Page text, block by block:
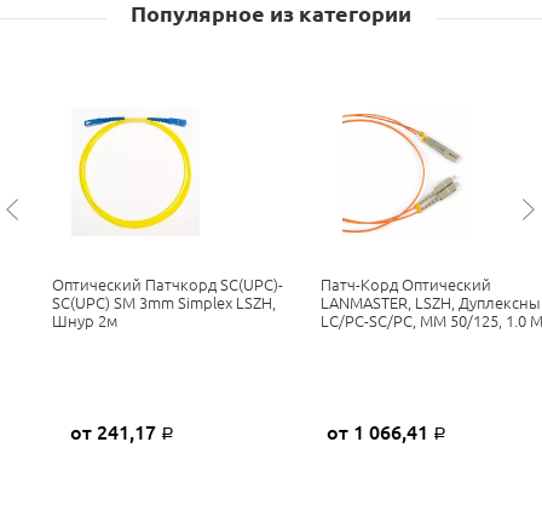
Популярное из категории
Оптический Патчкорд SC(UPC)-
SC(UPC) SM 3mm Simplex LSZH,
Шнур 2м
от 241,17 Р
Патч-Корд Оптический
LANMASTER, LSZH,
LC/PC-SC/PC, MM 50/125, 1.0 М
от 1 066,41 Р